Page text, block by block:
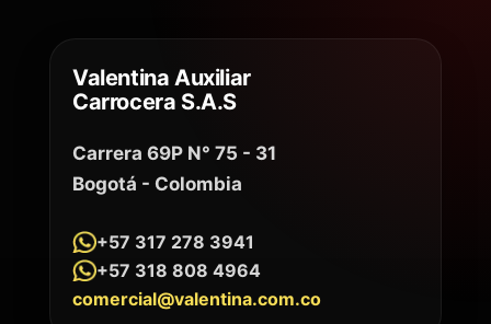
Valentina Auxiliar
Carrocera S.A.S
Carrera 69P N° 75 - 31
Bogotá - Colombia
+57 317 278 3941
+57 318 808 4964
comercial@valentina.com.co